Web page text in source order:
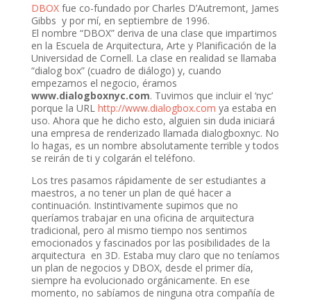
DBOXfue co-fundado por Charles D’Autremont, James
Gibbs y por mí, en septiembre de 1996.
El nombre “DBOX” deriva de una clase que impartimos
en la Escuela de Arquitectura, Arte y Planificación de la
Universidad de Cornell. La clase en realidad se llamaba
“dialog box” (cuadro de diálogo) y, cuando
empezamos el negocio, éramos
www.dialogboxnyc.com. Tuvimos que incluir el ‘nyc’
porque la URL http://www.dialogbox.com ya estaba en
uso. Ahora que he dicho esto, alguien sin duda iniciará
una empresa de renderizado llamada dialogboxnyc. No
lo hagas, es un nombre absolutamente terrible y todos
se reirán de ti y colgarán el teléfono.
Los tres pasamos rápidamente de ser estudiantes a
maestros, a no tener un plan de qué hacer a
continuación. Instintivamente supimos que no
queríamos trabajar en una oficina de arquitectura
tradicional, pero al mismo tiempo nos sentimos
emocionados y fascinados por las posibilidades de la
arquitectura en 3D. Estaba muy claro que no teníamos
un plan de negocios y DBOX, desde el primer día,
siempre ha evolucionado orgánicamente. En ese
momento, no sabíamos de ninguna otra compañía de